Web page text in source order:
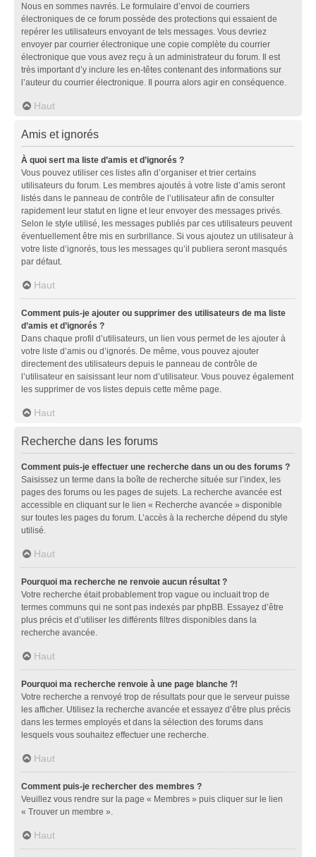
Nous en sommes navrés. Le formulaire d’envoi de courriers
électroniques de ce forum possède des protections qui essaient de
repérer les utilisateurs envoyant de tels messages. Vous devriez
envoyer par courrier électronique une copie complète du courrier
électronique que vous avez reçu à un administrateur du forum. Il est
très important d’y inclure les en-têtes contenant des informations sur
l’auteur du courrier électronique. Il pourra alors agir en conséquence.
Haut
Amis et ignorés
À quoi sert ma liste d’amis et d’ignorés ?
Vous pouvez utiliser ces listes afin d’organiser et trier certains
utilisateurs du forum. Les membres ajoutés à votre liste d’amis seront
listés dans le panneau de contrôle de l’utilisateur afin de consulter
rapidement leur statut en ligne et leur envoyer des messages privés.
Selon le style utilisé, les messages publiés par ces utilisateurs peuvent
éventuellement être mis en surbrillance. Si vous ajoutez un utilisateur à
votre liste d’ignorés, tous les messages qu’il publiera seront masqués
par défaut.
Haut
Comment puis-je ajouter ou supprimer des utilisateurs de ma liste
d’amis et d’ignorés ?
Dans chaque profil d’utilisateurs, un lien vous permet de les ajouter à
votre liste d’amis ou d’ignorés. De même, vous pouvez ajouter
directement des utilisateurs depuis le panneau de contrôle de
l’utilisateur en saisissant leur nom d’utilisateur. Vous pouvez également
les supprimer de vos listes depuis cette même page.
Haut
Recherche dans les forums
Comment puis-je effectuer une recherche dans un ou des forums ?
Saisissez un terme dans la boîte de recherche située sur l’index, les
pages des forums ou les pages de sujets. La recherche avancée est
accessible en cliquant sur le lien « Recherche avancée » disponible
sur toutes les pages du forum. L’accès à la recherche dépend du style
utilisé.
Haut
Pourquoi ma recherche ne renvoie aucun résultat ?
Votre recherche était probablement trop vague ou incluait trop de
termes communs qui ne sont pas indexés par phpBB. Essayez d’être
plus précis et d’utiliser les différents filtres disponibles dans la
recherche avancée.
Haut
Pourquoi ma recherche renvoie à une page blanche ?!
Votre recherche a renvoyé trop de résultats pour que le serveur puisse
les afficher. Utilisez la recherche avancée et essayez d’être plus précis
dans les termes employés et dans la sélection des forums dans
lesquels vous souhaitez effectuer une recherche.
Haut
Comment puis-je rechercher des membres ?
Veuillez vous rendre sur la page « Membres » puis cliquer sur le lien
« Trouver un membre ».
Haut